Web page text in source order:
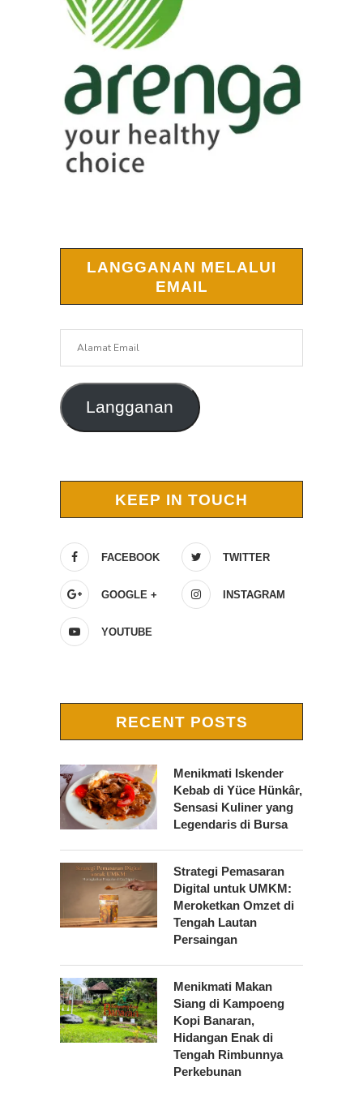
LANGGANAN MELALUI
EMAIL
Langganan
KEEP IN TOUCH
FACEBOOK TWITTER
GOOGLE + INSTAGRAM
YOUTUBE
RECENT POSTS
Menikmati Iskender
Kebab di Yüce Hünkâr,
Sensasi Kuliner yang
Legendaris di Bursa
Strategi Pemasaran
Digital untuk UMKM:
Meroketkan Omzet di
Tengah Lautan
Persaingan
Menikmati Makan
Siang di Kampoeng
Kopi Banaran,
Hidangan Enak di
Tengah Rimbunnya
Perkebunan